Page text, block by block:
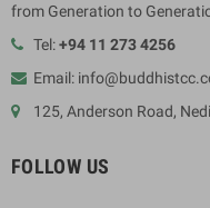
from Generation to
Tel:+94 11 273 4256
Email:
125, Anderson Road,
FOLLOW US